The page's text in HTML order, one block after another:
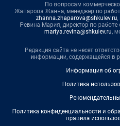
По вопросам
Жапарова Жанна, менеджер по
zhanna.zhaparova@shkulev.ru,
Ревина Мария, директор по
mariya.revina@shkulev.ru,
Редакция сайта не несет
информации, содержащейся в
Информация об
Политика
Политика конфиденциальности и
правила